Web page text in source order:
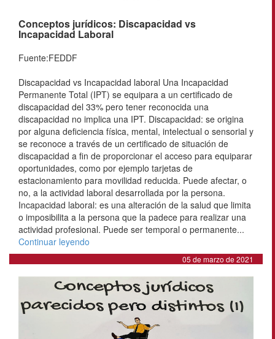
Conceptos jurídicos: Discapacidad vs
Incapacidad Laboral
Fuente:FEDDF
Discapacidad vs Incapacidad laboral Una Incapacidad
Permanente Total (IPT) se equipara a un certificado de
discapacidad del 33% pero tener reconocida una
discapacidad no implica una IPT. Discapacidad: se origina
por alguna deficiencia física, mental, intelectual o sensorial y
se reconoce a través de un certificado de situación de
discapacidad a fin de proporcionar el acceso para equiparar
oportunidades, como por ejemplo tarjetas de
estacionamiento para movilidad reducida. Puede afectar, o
no, a la actividad laboral desarrollada por la persona.
Incapacidad laboral: es una alteración de la salud que limita
o imposibilita a la persona que la padece para realizar una
actividad profesional. Puede ser temporal o permanente...
Continuar leyendo
05 de marzo de 2021